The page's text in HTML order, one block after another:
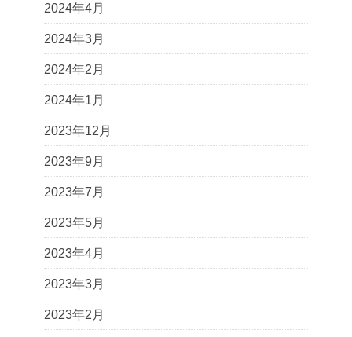
2024年4月
2024年3月
2024年2月
2024年1月
2023年12月
2023年9月
2023年7月
2023年5月
2023年4月
2023年3月
2023年2月